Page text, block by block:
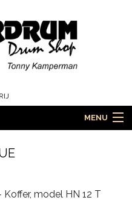
MENU
model HN 12 T